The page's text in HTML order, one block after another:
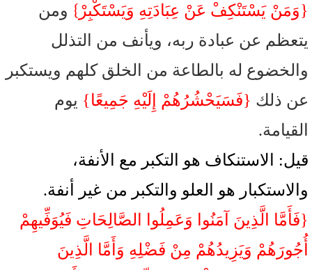
{وَمَنْ يَسْتَنْكِفْ عَنْ عِبَادَتِهِ وَيَسْتَكْبِرْ} ومن
يتعظم عن عبادة ربه، ويأنف من التذلل
والخضوع له بالطاعة من الخلق كلهم ويستكبر
عن ذلك {فَسَيَحْشُرُهُمْ إِلَيْهِ جَمِيعًا} يوم
القيامة.
قيل: الاستنكاف هو التكبر مع الأنفة،
والاستكبار هو العلو والتكبر من غير أنفة.
{فَأَمَّا الَّذِينَ آمَنُوا وَعَمِلُوا الصَّالِحَاتِ فَيُوَفِّيهِمْ
أُجُورَهُمْ وَيَزِيدُهُمْ مِنْ فَضْلِهِ وَأَمَّا الَّذِينَ